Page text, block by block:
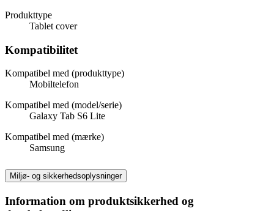
Produkttype
Tablet cover
Kompatibilitet
Kompatibel med (produkttype)
Mobiltelefon
Kompatibel med (model/serie)
Galaxy Tab S6 Lite
Kompatibel med (mærke)
Samsung
Miljø- og sikkerhedsoplysninger
Information om produktsikkerhed og